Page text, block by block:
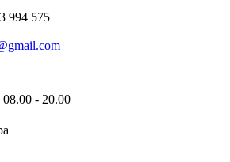
994 575
- 20.00